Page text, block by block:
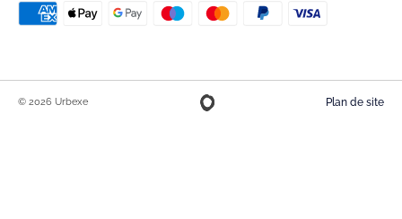
© 2026 Urbexe Plan de site